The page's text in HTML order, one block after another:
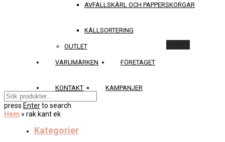
AVFALLSKÄRL OCH PAPPERSKORGAR
KÄLLSORTERING
OUTLET
VARUMÄRKEN FÖRETAGET
KONTAKT KAMPANJER
press Enterto search
Hem » rak kant ek
Kategorier